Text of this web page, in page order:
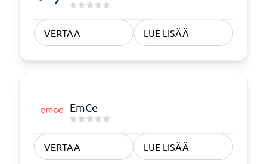
VERTAA LUE LISÄÄ
EmCe
VERTAA LUE LISÄÄ